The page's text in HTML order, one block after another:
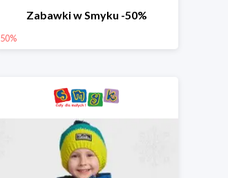
Zabawki w Smyku -50%
50%